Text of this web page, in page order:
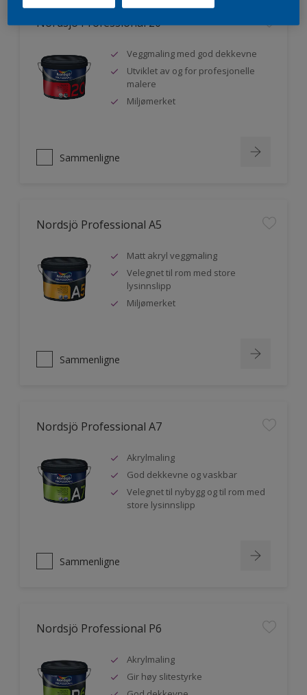
Nordsjö Professional 20
Veggmaling med god dekkevne
Utviklet av og for profesjonelle
malere
Miljømerket
Sammenligne
Nordsjö Professional A5
Matt akryl veggmaling
Velegnet til rom med store
lysinnslipp
Miljømerket
Sammenligne
Nordsjö Professional A7
Akrylmaling
God dekkevne og vaskbar
Velegnet til nybygg og til rom med
store lysinnslipp
Sammenligne
Nordsjö Professional P6
Akrylmaling
Gir høy slitestyrke